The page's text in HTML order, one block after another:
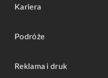
Kariera
Podróże
Reklama i druk